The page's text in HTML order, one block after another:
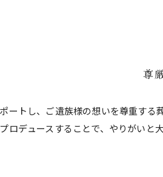
尊
ートし、ご遺族様の想いを尊重す
ロデュースすることで、やりがいと